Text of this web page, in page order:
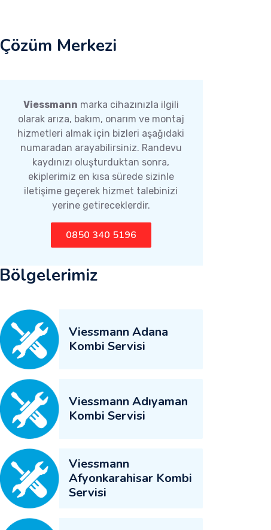
Çözüm Merkezi
Viessmann marka cihazınızla ilgili
olarak arıza, bakım, onarım ve montaj
hizmetleri almak için bizleri aşağıdaki
numaradan arayabilirsiniz. Randevu
kaydınızı oluşturduktan sonra,
ekiplerimiz en kısa sürede sizinle
iletişime geçerek hizmet talebinizi
yerine getireceklerdir.
0850 340 5196
Bölgelerimiz
Viessmann Adana
Kombi Servisi
Viessmann Adıyaman
Kombi Servisi
Viessmann
Afyonkarahisar Kombi
Servisi